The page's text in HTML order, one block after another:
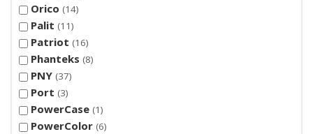
Orico 14
Palit 11
Patriot 16
Phanteks 8
PNY 37
Port 3
PowerCase 1
PowerColor 6